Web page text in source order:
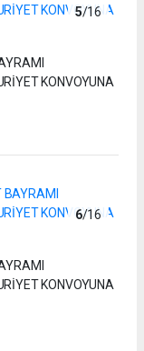
5/16
KONVOYUNA
6/16
KONVOYUNA